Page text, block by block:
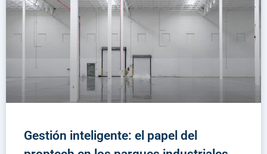
Gestión inteligente: el papel del